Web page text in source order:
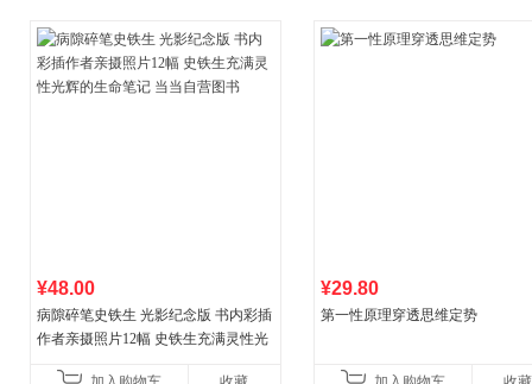
¥48.00
病隙碎笔史铁生 光影纪念版 书内彩插
作者亲摄照片12幅 史铁生充满灵性光
¥29.80
第一性原理穿透思维定势